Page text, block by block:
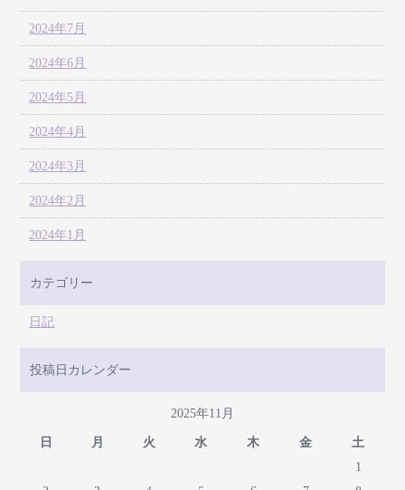
2024年7月
2024年6月
2024年5月
2024年4月
2024年3月
2024年2月
2024年1月
カテゴリー
日記
投稿日カレンダー
2025年11月
日 月 火 水 木 金
土
1